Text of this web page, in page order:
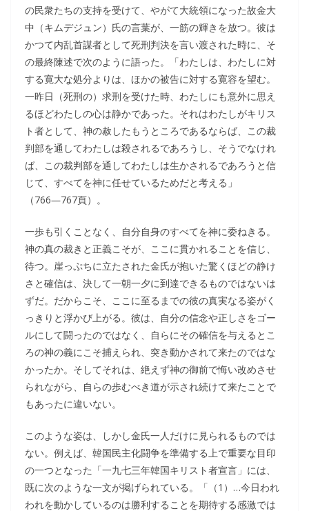
の民衆たちの支持を受けて、やがて大統領になった故金大
中（キムデジュン）氏の言葉が、一筋の輝きを放つ。彼は
かつて内乱首謀者として死刑判決を言い渡された時に、そ
の最終陳述で次のように語った。「わたしは、わたしに対
する寛大な処分よりは、ほかの被告に対する寛容を望む。
一昨日（死刑の）求刑を受けた時、わたしにも意外に思え
るほどわたしの心は静かであった。それはわたしがキリス
ト者として、神の赦したもうところであるならば、この裁
判部を通してわたしは殺されるであろうし、そうでなけれ
ば、この裁判部を通してわたしは生かされるであろうと信
じて、すべてを神に任せているためだと考える」
（766―767頁）。
一歩も引くことなく、自分自身のすべてを神に委ねきる。
神の真の裁きと正義こそが、ここに貫かれることを信じ、
待つ。崖っぷちに立たされた金氏が抱いた驚くほどの静け
さと確信は、決して一朝一夕に到達できるものではないは
ずだ。だからこそ、ここに至るまでの彼の真実なる姿がく
っきりと浮かび上がる。彼は、自分の信念や正しさをゴー
ルにして闘ったのではなく、自らにその確信を与えるとこ
ろの神の義にこそ捕えられ、突き動かされて来たのではな
かったか。そしてそれは、絶えず神の御前で悔い改めさせ
られながら、自らの歩むべき道が示され続けて来たことで
もあったに違いない。
このような姿は、しかし金氏一人だけに見られるものでは
ない。例えば、韓国民主化闘争を準備する上で重要な目印
の一つとなった「一九七三年韓国キリスト者宣言」には、
既に次のような一文が掲げられている。「（1）…今日われ
われを動かしているのは勝利することを期待する感激では